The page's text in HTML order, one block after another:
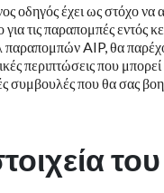
οδηγός έχει ως στόχο
τις παραπομπές εντός
παραπομπών AIP, θα
περιπτώσεις που
συμβουλές που θα σας